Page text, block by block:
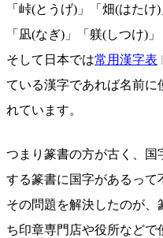
「峠(とうげ)」「畑(はたけ
「凪(なぎ)」「躾(しつけ)
そして日本では常用漢字表
ている漢字であれば名前に
れています。
つまり篆書の方が古く、
する篆書に国字があるって
その問題を解決したのが、
ち印章専門店や役所など